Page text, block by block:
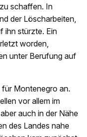
schaffen. In
der Löscharbeiten,
ihn stürzte. Ein
worden,
unter Berufung auf
Montenegro an.
vor allem im
auch in der Nähe
des Landes nahe